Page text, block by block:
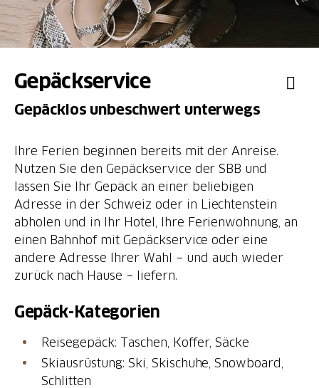
Gepäckservice
Gepäcklos unbeschwert unterwegs
Ihre Ferien beginnen bereits mit der Anreise.
Nutzen Sie den Gepäckservice der SBB und
lassen Sie Ihr Gepäck an einer beliebigen
Adresse in der Schweiz oder in Liechtenstein
abholen und in Ihr Hotel, Ihre Ferienwohnung, an
einen Bahnhof mit Gepäckservice oder eine
andere Adresse Ihrer Wahl − und auch wieder
zurück nach Hause − liefern.
Gepäck-Kategorien
Reisegepäck: Taschen, Koffer, Säcke
Skiausrüstung: Ski, Skischuhe, Snowboard,
Schlitten